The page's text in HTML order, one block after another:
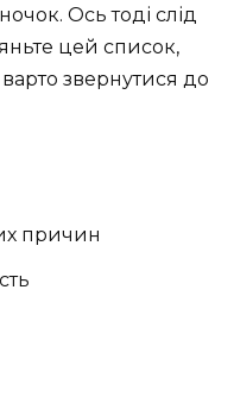
Ось тоді слід
цей список,
звернутися до
причин